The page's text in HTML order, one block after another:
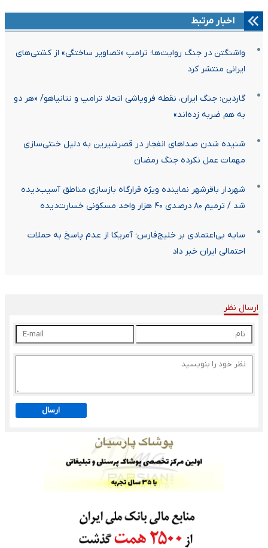
اخبار مرتبط
واشنگتن در جنگ روایت‌ها؛ ترامپ «تصاویر ساختگی» از کشتی‌های
ایرانی منتشر کرد
گاردین: جنگ ایران، نقطه فروپاشی اتحاد ترامپ و نتانیاهو/ «هر دو
به هم ضربه زده‌اند»
شنیده شدن صداهای انفجار در قصرشیرین به دلیل خنثی‌سازی
مهمات عمل نکرده جنگ رمضان
شهردار باقرشهر نماینده ویژه قرارگاه بازسازی مناطق آسیب‌دیده
شد / ترمیم ۸۰ درصدی ۴۰ هزار واحد مسکونی خسارت‌دیده
سایه بی‌اعتمادی بر خلیج‌فارس؛ آمریکا از عدم پاسخ به حملات
احتمالی ایران خبر داد
ارسال نظر
ارسال